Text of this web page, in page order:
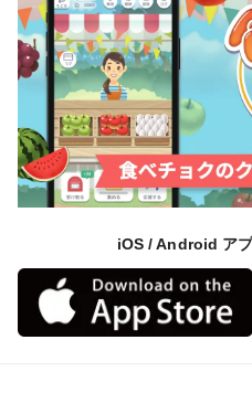
iOS / Android ア